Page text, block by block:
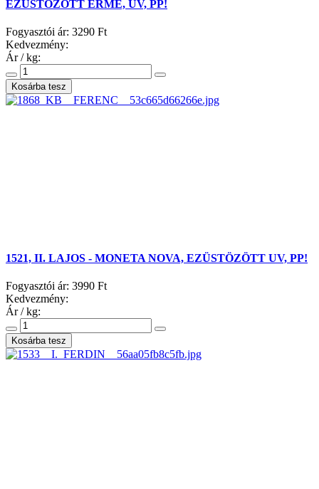
EZÜSTÖZÖTT ÉRME, UV, PP!
Fogyasztói ár: 3290 Ft
Kedvezmény:
Ár / kg:
1521, II. LAJOS - MONETA NOVA, EZÜSTÖZÖTT UV, PP!
Fogyasztói ár: 3990 Ft
Kedvezmény:
Ár / kg: